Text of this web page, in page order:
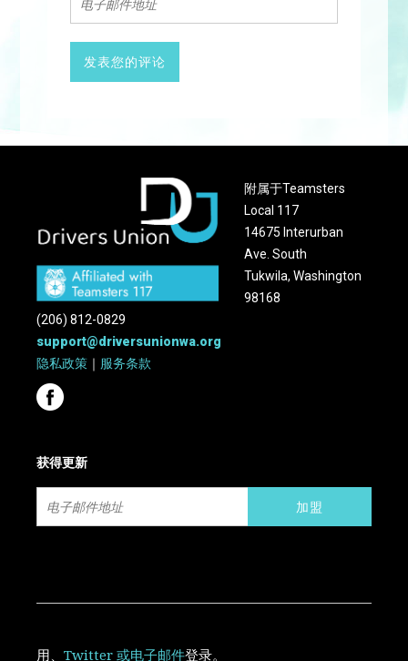
附属于Teamsters
Local 117
14675 Interurban
Ave. South
Tukwila, Washington
98168
(206) 812-0829
support@driversunionwa.org
隐私政策 ｜ 服务条款
获得更新
用、Twitter 或电子邮件登录。